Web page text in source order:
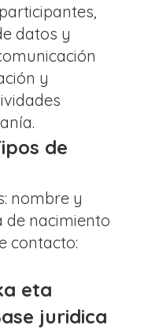
datos y
y
de
nombre y
de nacimiento
contacto:
eta
juridica